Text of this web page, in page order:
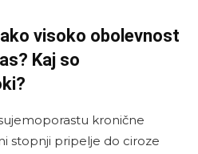
visoko obolevnost
Kaj so
kronične
stopnji pripelje do ciroze